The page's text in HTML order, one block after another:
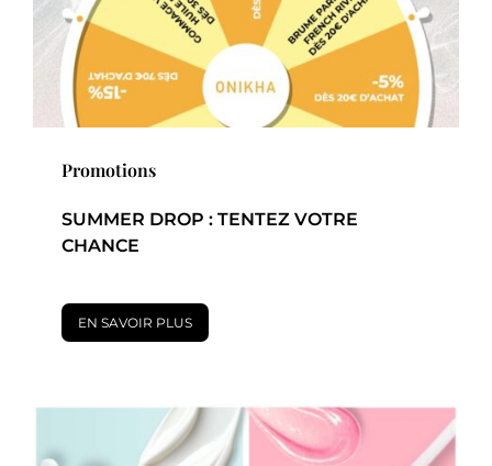
Promotions
SUMMER DROP : TENTEZ VOTRE
CHANCE
EN SAVOIR PLUS